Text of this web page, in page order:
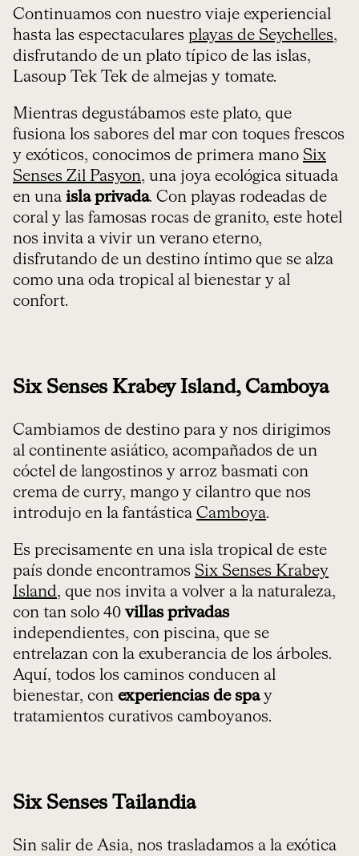
Continuamos con nuestro viaje experiencial
hasta las espectaculares playas de Seychelles,
disfrutando de un plato típico de las islas,
Lasoup Tek Tek de almejas y tomate.
Mientras degustábamos este plato, que
fusiona los sabores del mar con toques frescos
y exóticos, conocimos de primera mano Six
Senses Zil Pasyon, una joya ecológica situada
en una isla privada. Con playas rodeadas de
coral y las famosas rocas de granito, este hotel
nos invita a vivir un verano eterno,
disfrutando de un destino íntimo que se alza
como una oda tropical al bienestar y al
confort.
Six Senses Krabey Island, Camboya
Cambiamos de destino para y nos dirigimos
al continente asiático, acompañados de un
cóctel de langostinos y arroz basmati con
crema de curry, mango y cilantro que nos
introdujo en la fantástica Camboya.
Es precisamente en una isla tropical de este
país donde encontramos Six Senses Krabey
Island, que nos invita a volver a la naturaleza,
con tan solo 40 villas privadas
independientes, con piscina, que se
entrelazan con la exuberancia de los árboles.
Aquí, todos los caminos conducen al
bienestar, con experiencias de spay
tratamientos curativos camboyanos.
Six Senses Tailandia
Sin salir de Asia, nos trasladamos a la exótica